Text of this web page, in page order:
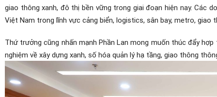
giao thông xanh, đô thị bền vững trong giai đoạn hiện nay. Các
Việt Nam trong lĩnh vực cảng biển, logistics, sân bay, metro,
Thứ trưởng cũng nhấn mạnh Phần Lan mong muốn thúc đẩy
nghiệm về xây dựng xanh, số hóa quản lý hạ tầng, giao thông